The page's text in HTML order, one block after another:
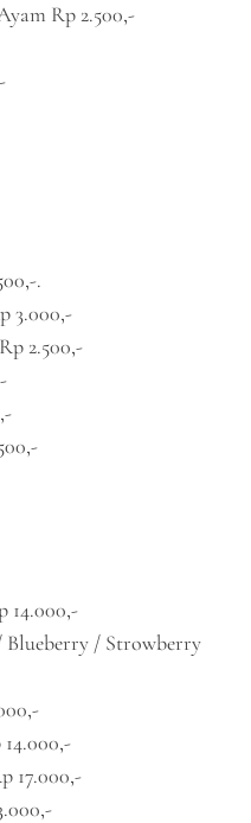
Rp 2.500,-
.
3.000,-
2.500,-
14.000,-
/ Strowberry
17.000,-